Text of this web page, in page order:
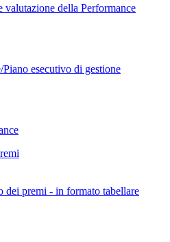
valutazione della Performance
esecutivo di gestione
dei premi - in formato tabellare